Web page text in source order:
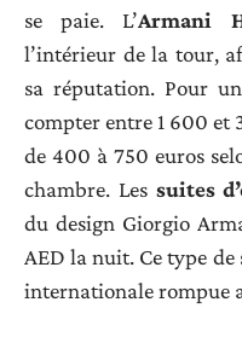
se paie. L’Armani
l’intérieur de la tour,
sa réputation. Pour
compter entre 1 600 et
de 400 à 750 euros
chambre. Les suites
du design Giorgio
AED la nuit. Ce type de
internationale rompue